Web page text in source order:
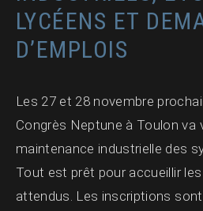
LYCÉENS ET
D’EMPLOIS
Les 27 et 28 novembre
Congrès Neptune à Toulon va
maintenance industrielle des
Tout est prêt pour accueillir
attendus. Les inscriptions sont